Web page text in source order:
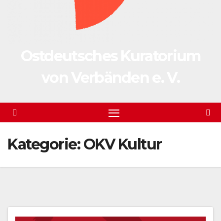
Kategorie:OKV Kultur